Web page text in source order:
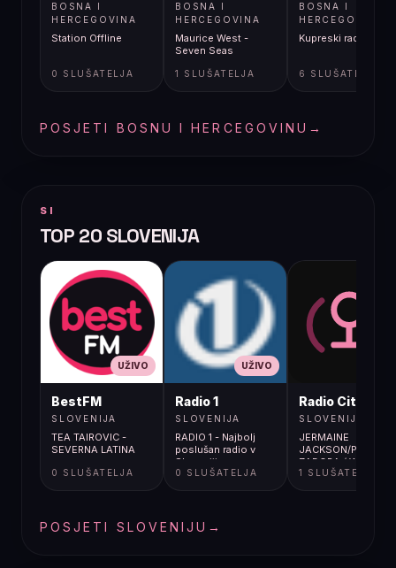
BOSNA I
HERCEGOVINA
Station Offline
0 SLUŠATELJA
BOSNA I
HERCEGOVINA
Maurice West -
Seven Seas
1 SLUŠATELJA
BOSNA I
HERCEGOVINA
Kupreski radio
6 SLUŠATELJA
POSJETI BOSNU I HERCEGOVINU →
SI
TOP 20 SLOVENIJA
UŽIVO
BestFM
SLOVENIJA
TEA TAIROVIC -
SEVERNA LATINA
0 SLUŠATELJA
UŽIVO
Radio 1
SLOVENIJA
RADIO 1 - Najbolj
poslušan radio v
Sloveniji
0 SLUŠATELJA
Radio City
SLOVENIJA
JERMAINE
JACKSON/PIA
ZADORA / WHEN
THE RAIN BEGINS
1 SLUŠATELJA
POSJETI SLOVENIJU →